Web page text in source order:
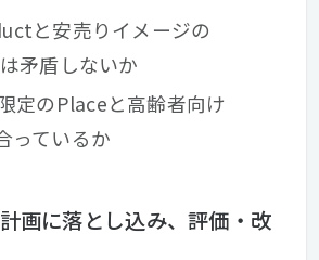
と安売りイメージの
矛盾しないか
定のPlaceと高齢者向け
っているか
画に落とし込み、評価・改